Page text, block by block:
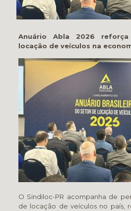
Anuário Abla 2026
locação de veículos na
O Sindiloc-PR acompanha de
de locação de veículos no país,